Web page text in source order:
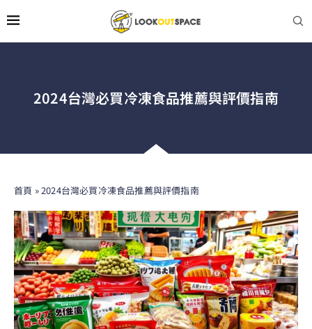
2024台灣必買冷凍食品推薦與評價指南
首頁 »2024台灣必買冷凍食品推薦與評價指南